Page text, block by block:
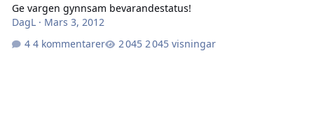
Ge vargen gynnsam bevarandestatus!
DagL· Mars 3, 2012
4 kommentarer
2 045 visningar